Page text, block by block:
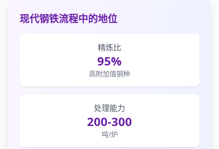
现代钢铁流程中的地位
精炼比
95%
高附加值钢种
处理能力
200-300
吨/炉